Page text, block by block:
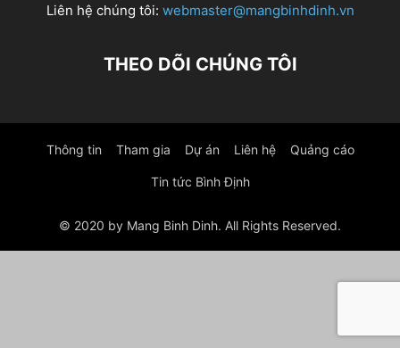
Liên hệ chúng tôi: webmaster@mangbinhdinh.vn
THEO DÕI CHÚNG TÔI
Thông tin Tham gia Dự án Liên hệ Quảng cáo
Tin tức Bình Định
© 2020 by Mang Binh Dinh. All Rights Reserved.